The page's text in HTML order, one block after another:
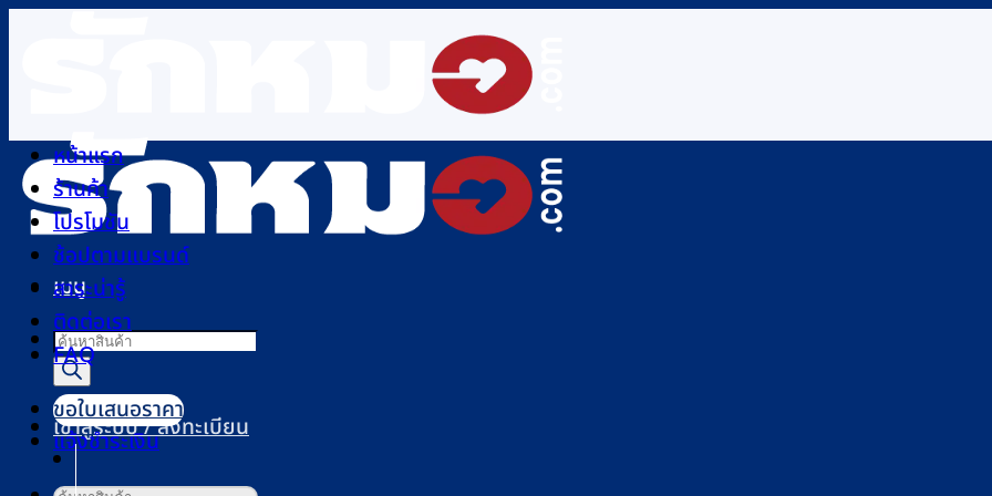
เมนู
Products
search
เข้าสู่ระบบ / ลงทะเบียน
หน้าแรก
ร้านค้า
โปรโมชัน
ช้อปตามแบรนด์
สาระน่ารู้
ติดต่อเรา
FAQ
ขอใบเสนอราคา
แจ้งชำระเงิน